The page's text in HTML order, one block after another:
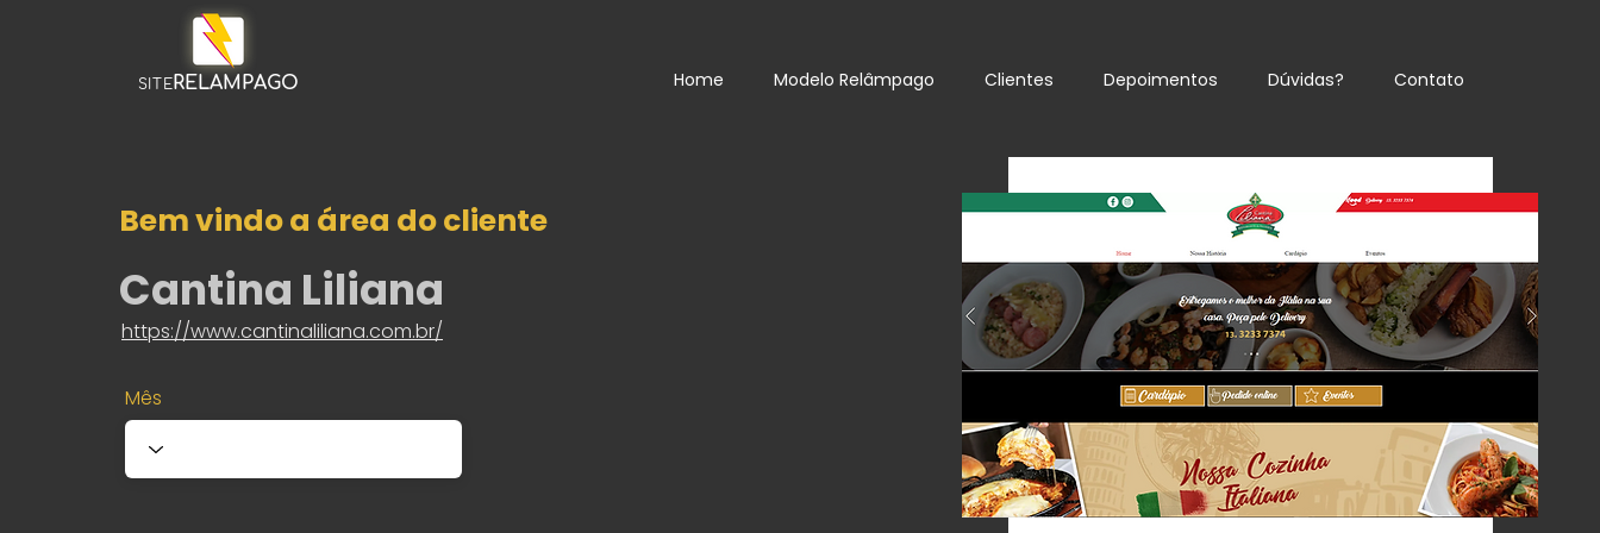
SITERELAMPAGO Home Modelo Relâmpago Clientes Depoimentos Dúvidas? Contato
Bem vindo a área do cliente
Cantina Liliana
https://www.cantinaliliana.com.br/
Mês